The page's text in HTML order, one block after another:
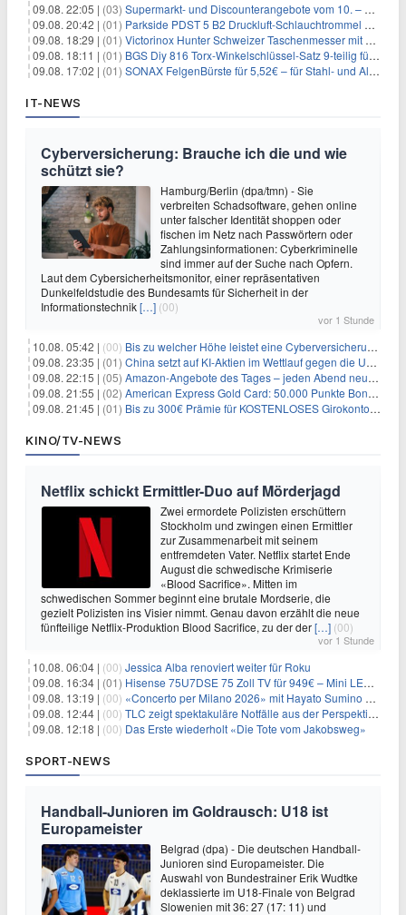
09.08. 22:05 | (03) Supermarkt- und Discounterangebote vom 10. – 15.08.2026
09.08. 20:42 | (01) Parkside PDST 5 B2 Druckluft-Schlauchtrommel mit 10 m Schlauch für 25,94€
09.08. 18:29 | (01) Victorinox Hunter Schweizer Taschenmesser mit 12 Funktionen für 43,99€
09.08. 18:11 | (01) BGS Diy 816 Torx-Winkelschlüssel-Satz 9-teilig für 6,45€
09.08. 17:02 | (01) SONAX FelgenBürste für 5,52€ – für Stahl- und Alufelgen
IT-NEWS
Cyberversicherung: Brauche ich die und wie
schützt sie?
Hamburg/Berlin (dpa/tmn) - Sie
verbreiten Schadsoftware, gehen online
unter falscher Identität shoppen oder
fischen im Netz nach Passwörtern oder
Zahlungsinformationen: Cyberkriminelle
sind immer auf der Suche nach Opfern.
Laut dem Cybersicherheitsmonitor, einer repräsentativen
Dunkelfeldstudie des Bundesamts für Sicherheit in der
Informationstechnik[…] (00)
vor 1 Stunde
10.08. 05:42 | (00) Bis zu welcher Höhe leistet eine Cyberversicherung?
09.08. 23:35 | (01) China setzt auf KI-Aktien im Wettlauf gegen die USA um Chip- und Technologiedominanz
09.08. 22:15 | (05) Amazon-Angebote des Tages – jeden Abend neue Deals zum Stöbern
09.08. 21:55 | (02) American Express Gold Card: 50.000 Punkte Bonus + Metall-Kreditkarte
09.08. 21:45 | (01) Bis zu 300€ Prämie für KOSTENLOSES Girokonto bei der Santander – 50€ schon nach 1 Woche!
KINO/TV-NEWS
Netflix schickt Ermittler-Duo auf Mörderjagd
Zwei ermordete Polizisten erschüttern
Stockholm und zwingen einen Ermittler
zur Zusammenarbeit mit seinem
entfremdeten Vater. Netflix startet Ende
August die schwedische Krimiserie
«Blood Sacrifice». Mitten im
schwedischen Sommer beginnt eine brutale Mordserie, die
gezielt Polizisten ins Visier nimmt. Genau davon erzählt die neue
fünfteilige Netflix-Produktion Blood Sacrifice, zu der der[…] (00)
vor 1 Stunde
10.08. 06:04 | (00) Jessica Alba renoviert weiter für Roku
09.08. 16:34 | (01) Hisense 75U7DSE 75 Zoll TV für 949€ – Mini LED, 144Hz, 2026
09.08. 13:19 | (00) «Concerto per Milano 2026» mit Hayato Sumino kommt zu arte
09.08. 12:44 | (00) TLC zeigt spektakuläre Notfälle aus der Perspektive der Patienten
09.08. 12:18 | (00) Das Erste wiederholt «Die Tote vom Jakobsweg»
SPORT-NEWS
Handball-Junioren im Goldrausch: U18 ist
Europameister
Belgrad (dpa) - Die deutschen Handball-
Junioren sind Europameister. Die
Auswahl von Bundestrainer Erik Wudtke
deklassierte im U18-Finale von Belgrad
Slowenien mit 36: 27 (17: 11) und